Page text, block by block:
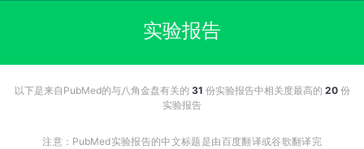
实验报告
以下是来自PubMed的与八角金盘有关的 31 份实验报告中相关度最高的 20份
实验报告
注意：PubMed实验报告的中文标题是由百度翻译或谷歌翻译完